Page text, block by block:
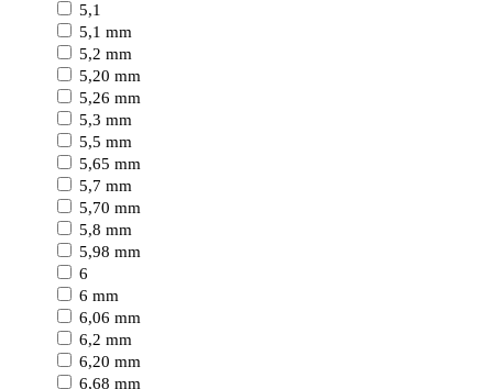
5,1
5,1 mm
5,2 mm
5,20 mm
5,26 mm
5,3 mm
5,5 mm
5,65 mm
5,7 mm
5,70 mm
5,8 mm
5,98 mm
6
6 mm
6,06 mm
6,2 mm
6,20 mm
6,68 mm